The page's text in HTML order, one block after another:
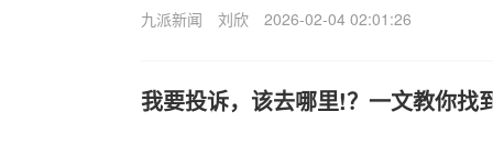
九派新闻 刘欣 2026-02-04 02:01:26
我要投诉，该去哪里!？一文教你找